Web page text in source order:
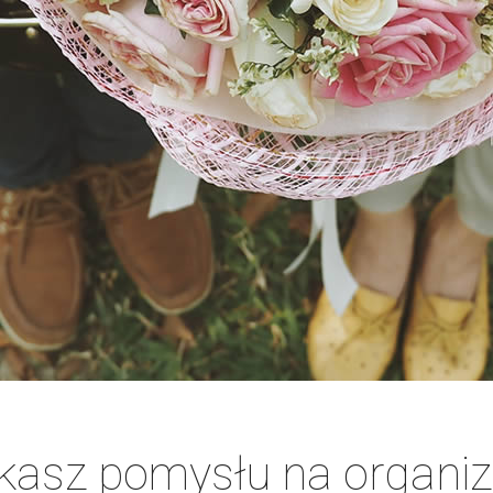
pomysłu na